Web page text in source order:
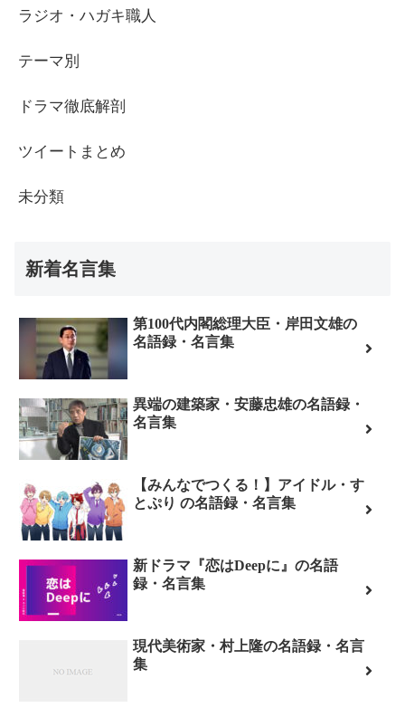
ラジオ・ハガキ職人
テーマ別
ドラマ徹底解剖
ツイートまとめ
未分類
新着名言集
第100代内閣総理大臣・岸田文雄の
名語録・名言集
異端の建築家・安藤忠雄の名語録・
名言集
【みんなでつくる！】アイドル・す
とぷり の名語録・名言集
新ドラマ『恋はDeepに』の名語
録・名言集
現代美術家・村上隆の名語録・名言
集